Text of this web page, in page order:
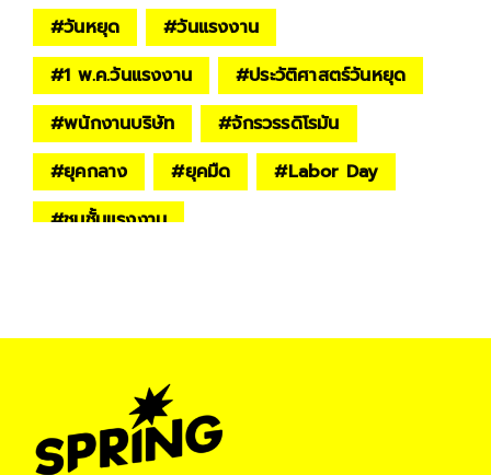
#วันหยุด #วันแรงงาน
#1 พ.ค.วันแรงงาน #ประวัติศาสตร์วันหยุด
#พนักงานบริษัท #จักรวรรดิโรมัน
#ยุคกลาง #ยุคมืด #Labor Day
#ชนชั้นแรงงาน